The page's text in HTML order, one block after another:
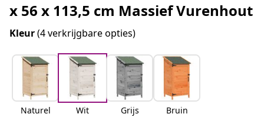
x 56 x 113,5 cm Massief Vurenhout
Kleur(4 verkrijgbare opties)
Naturel Wit Grijs Bruin